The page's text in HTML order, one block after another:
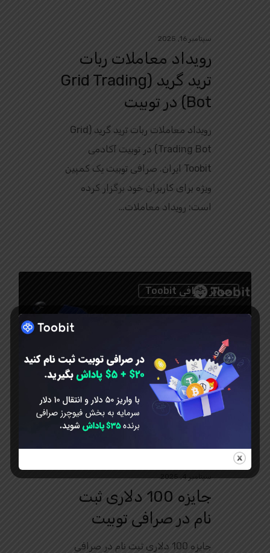
سپتامبر 16, 2025
رویداد معاملات ربات
ترید گرید (Grid Trading
Bot) در توبیت
رویداد معاملات ربات ترید گرید (Grid
Trading Bot) در توبیت آکادمی
Toobit ایران. صرافی توبیت یک کمپین
ویژه برای کاربران خود برگزار کرده
است: رویداد معاملات…
جوایز صرافی Toobit
سپتامبر 4, 2025
جایزه 100 دلاری ثبت
نام در صرافی توبیت
جایزه 100 دلاری ثبت نام در صرافی
0